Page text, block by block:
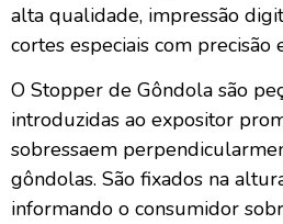
alta qualidade, impressão
cortes especiais com precisão
O Stopper de Gôndola são
introduzidas ao expositor
sobressaem
gôndolas. São fixados na
informando o consumidor